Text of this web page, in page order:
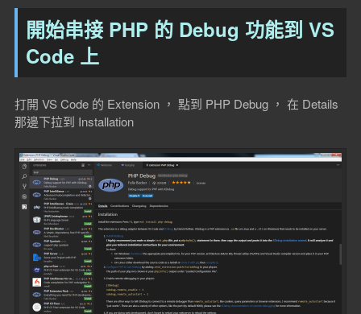
開始串接 PHP 的 Debug 功能到 VS
Code 上
打開 VS Code 的 Extension ， 點到 PHP Debug ， 在 Details
那邊下拉到 Installation